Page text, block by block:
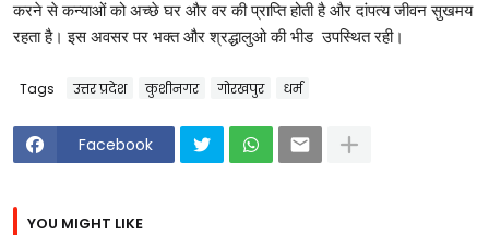
करने से कन्याओं को अच्छे घर और वर की प्राप्ति होती है और दांपत्य जीवन सुखमय
रहता है। इस अवसर पर भक्त और श्रद्धालुओ की भीड उपस्थित रही।
Tags उत्तर प्रदेश कुशीनगर गोरखपुर धर्म
Facebook
YOU MIGHT LIKE